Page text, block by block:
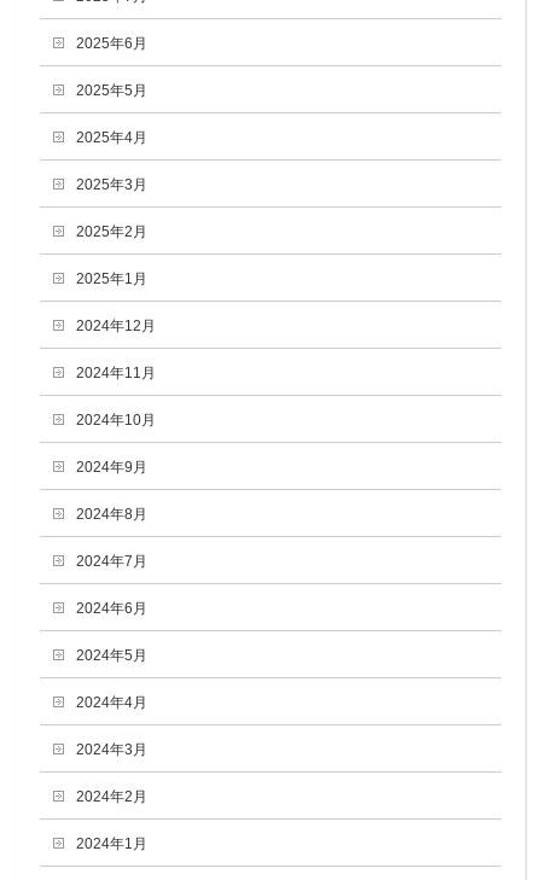
2025年6月
2025年5月
2025年4月
2025年3月
2025年2月
2025年1月
2024年12月
2024年11月
2024年10月
2024年9月
2024年8月
2024年7月
2024年6月
2024年5月
2024年4月
2024年3月
2024年2月
2024年1月